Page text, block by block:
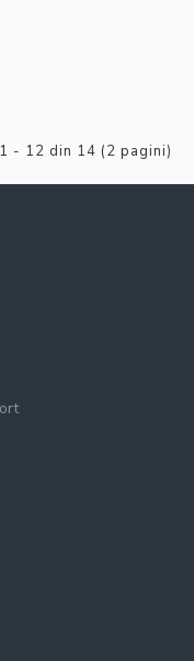
- 12 din 14 (2 pagini)